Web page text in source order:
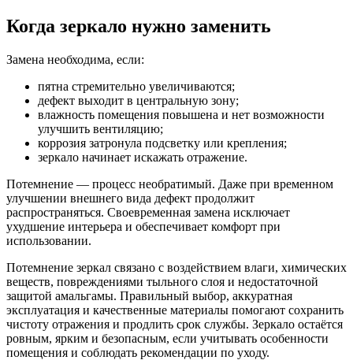
Когда зеркало нужно заменить
Замена необходима, если:
пятна стремительно увеличиваются;
дефект выходит в центральную зону;
влажность помещения повышена и нет возможности
улучшить вентиляцию;
коррозия затронула подсветку или крепления;
зеркало начинает искажать отражение.
Потемнение — процесс необратимый. Даже при временном
улучшении внешнего вида дефект продолжит
распространяться. Своевременная замена исключает
ухудшение интерьера и обеспечивает комфорт при
использовании.
Потемнение зеркал связано с воздействием влаги, химических
веществ, повреждениями тыльного слоя и недостаточной
защитой амальгамы. Правильный выбор, аккуратная
эксплуатация и качественные материалы помогают сохранить
чистоту отражения и продлить срок службы. Зеркало остаётся
ровным, ярким и безопасным, если учитывать особенности
помещения и соблюдать рекомендации по уходу.